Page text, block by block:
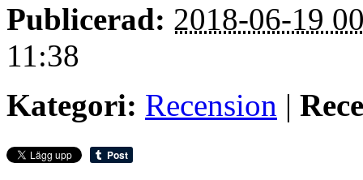
Publicerad: 2018-06-19
11:38
Kategori: Recension |